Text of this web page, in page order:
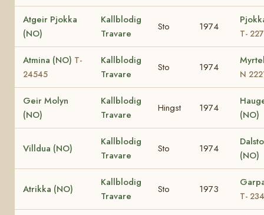
Atgeir Pjokka
(NO)
Kallblodig
Travare
Sto 1974
T-
Atmina (NO) T-
24545
Kallblodig
Travare
Sto 1974
N
Geir Molyn
(NO)
Kallblodig
Travare
Hingst 1974
(NO)
Villdua (NO)
Kallblodig
Travare
Sto 1974
(NO)
Atrikka (NO)
Kallblodig
Travare
Sto 1973
T-